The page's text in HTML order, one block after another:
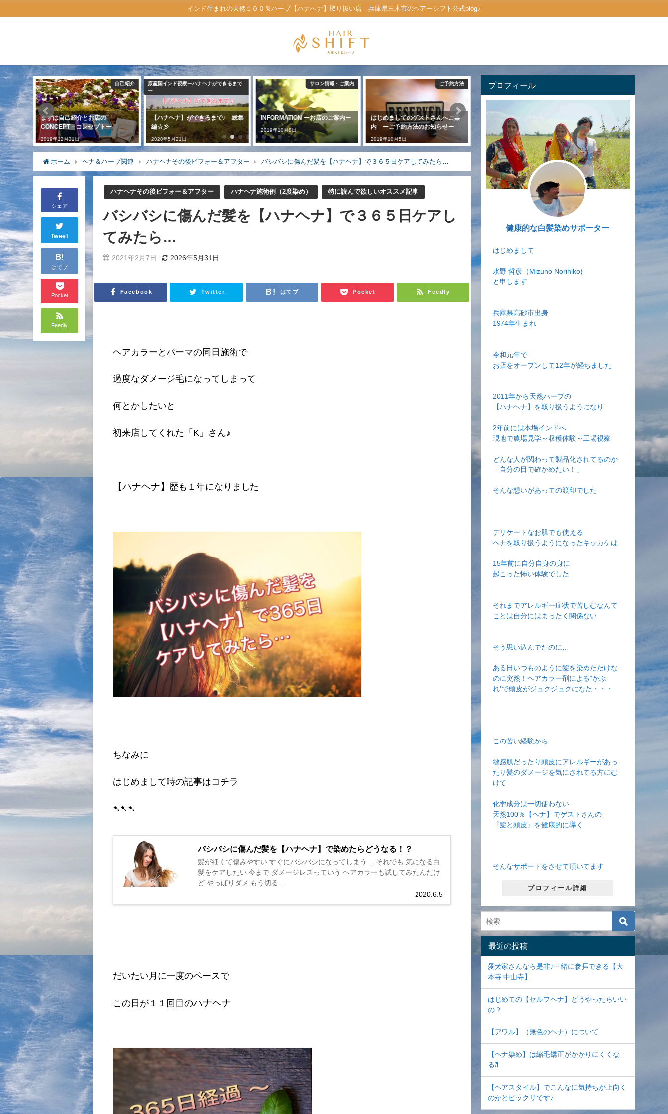
インド生まれの天然１００％ハーブ【ハナへナ】取り扱い店 兵庫県三木市のヘアーシフト公式blog♪
自己紹介
お店の
プトー
原産国インド視察ーハナヘナができるまで
ー
【ハナヘナ】ができるまで♪ 総集
編☆彡
2020年5月21日
サロン情報・ご案内
INFORMATION ーお店のご案内ー
2019年10月8日
ご予約方法
はじめましてのゲストさんへご案
内 ーご予約方法のお知らせー
2019年10月5日
ハナヘナの口コミ・感想
これから始めたい人へ届け♪【天然
ヘナ染め】口コミまとめ ２０選
2021年7月3日
MENU ーメニュー＆プライスー
2019年9月23日
公式LINEアカウ
～ゲストさんに活
2019年10月6日
ホーム ヘナ＆ハーブ関連 ハナヘナその後ビフォー＆アフター バシバシに傷んだ髪を【ハナヘナ】で３６５日ケアしてみたら…
シェア
Tweet
B!
はてブ
Pocket
Feedly
ハナヘナその後ビフォー＆アフター ハナヘナ施術例（2度染め） 特に読んで欲しいオススメ記事
バシバシに傷んだ髪を【ハナヘナ】で３６５日ケアし
てみたら…
2021年2月7日 2026年5月31日
Facebook Twitter はてブ Pocket Feedly
ヘアカラーとパーマの同日施術で
過度なダメージ毛になってしまって
何とかしたいと
初来店してくれた「K」さん♪
【ハナヘナ】 歴も１年になりました
ちなみに
はじめまして時の記事はコチラ
➷➷➷
バシバシに傷んだ髪を【ハナヘナ】で染めたらどうなる！？
2020.6.5
髪が細くて傷みやすい すぐにバシバシになってしまう… それでも 気になる白
髪をケアしたい 今まで ダメージレスっていう ヘアカラーも試してみたんだけ
ど やっぱりダメ もう切る...
だいたい月に一度のペースで
この日が１１回目のハナヘナ
プロフィール
健康的な白髪染めサポーター
はじめまして
水野 哲彦（Mizuno Norihiko)
と申します
兵庫県高砂市出身
1974年生まれ
令和元年で
お店をオープンして12年が経ちました
2011年から天然ハーブの
【ハナヘナ】を取り扱うようになり
2年前には本場インドへ
現地で農場見学～収穫体験～工場視察
どんな人が関わって製品化されてるのか
「自分の目で確かめたい！」
そんな想いがあっての渡印でした
デリケートなお肌でも使える
ヘナを取り扱うようになったキッカケは
15年前に自分自身の身に
起こった怖い体験でした
それまでアレルギー症状で苦しむなんて
ことは自分にはまったく関係ない
そう思い込んでたのに…
ある日いつものように髪を染めただけな
のに突然！ヘアカラー剤による”かぶ
れ”で頭皮がジュクジュクになた・・・
この苦い経験から
敏感肌だったり頭皮にアレルギーがあっ
たり髪のダメージを気にされてる方にむ
けて
化学成分は一切使わない
天然100％【ヘナ】でゲストさんの
『髪と頭皮』を健康的に導く
そんなサポートをさせて頂いてます
プロフィール詳細
最近の投稿
愛犬家さんなら是非♪一緒に参拝できる【大
本寺 中山寺】
はじめての【セルフヘナ】どうやったらいい
の？
【アワル】（無色のヘナ）について
【ヘナ染め】は縮毛矯正がかかりにくくな
る⁈
【ヘアスタイル】でこんなに気持ちが上向く
のかとビックリです♪